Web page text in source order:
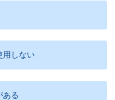
用しない
ある